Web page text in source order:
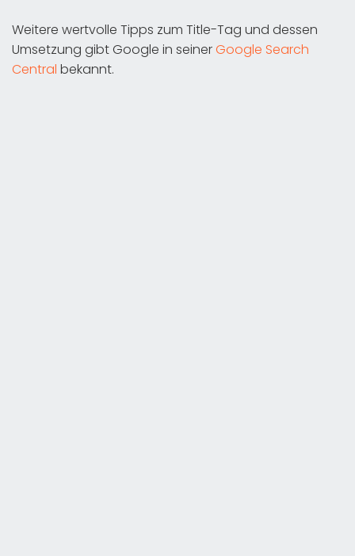
Weitere wertvolle Tipps zum Title-Tag und dessen
Umsetzung gibt Google in seinerGoogle Search
Central bekannt.